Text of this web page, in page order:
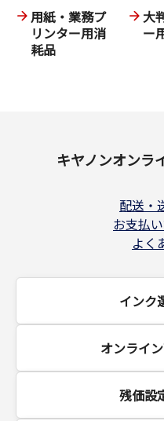
用紙・業務プ
リンター用消
耗品
大
ー
キヤノンオンラ
配送・
お支払
よく
インク
オンライ
残価設